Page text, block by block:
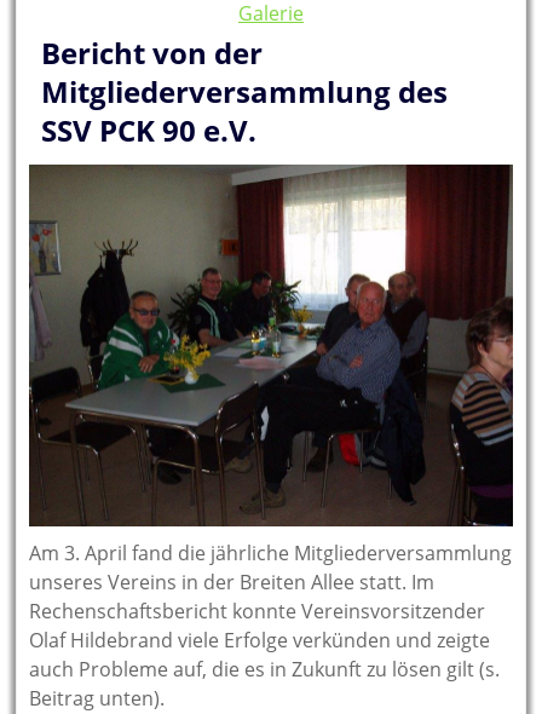
Galerie
Bericht von der
Mitgliederversammlung des
SSV PCK 90 e.V.
Am 3. April fand die jährliche Mitgliederversammlung
unseres Vereins in der Breiten Allee statt. Im
Rechenschaftsbericht konnte Vereinsvorsitzender
Olaf Hildebrand viele Erfolge verkünden und zeigte
auch Probleme auf, die es in Zukunft zu lösen gilt (s.
Beitrag unten).